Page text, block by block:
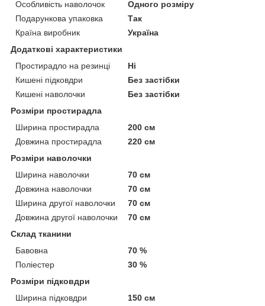
Особливість наволочок
Одного розміру
Подарункова упаковка
Так
Країна виробник
Україна
Додаткові характеристики
Простирадло на резинці
Ні
Кишені підковдри
Без застібки
Кишені наволочки
Без застібки
Розміри простирадла
Ширина простирадла
200 см
Довжина простирадла
220 см
Розміри наволочки
Ширина наволочки
70 см
Довжина наволочки
70 см
Ширина другої наволочки
70 см
Довжина другої наволочки
70 см
Склад тканини
Бавовна
70 %
Поліестер
30 %
Розміри підковдри
Ширина підковдри
150 см